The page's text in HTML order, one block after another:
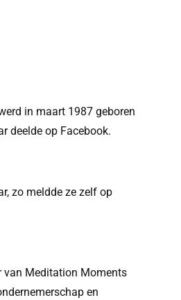
in maart 1987 geboren
deelde op Facebook.
zo meldde ze zelf op
van Meditation Moments
en